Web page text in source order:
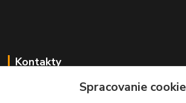
Kontakty
+421 2 529 67 411Spracovanie